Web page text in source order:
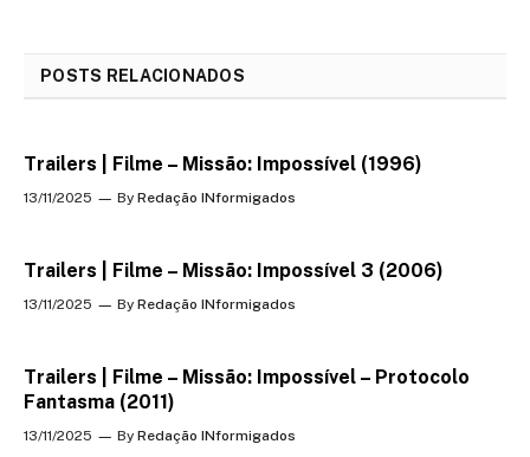
POSTS RELACIONADOS
Trailers | Filme – Missão: Impossível (1996)
13/11/2025 By Redação INformigados
Trailers | Filme – Missão: Impossível 3 (2006)
13/11/2025 By Redação INformigados
Trailers | Filme – Missão: Impossível – Protocolo
Fantasma (2011)
13/11/2025 By Redação INformigados